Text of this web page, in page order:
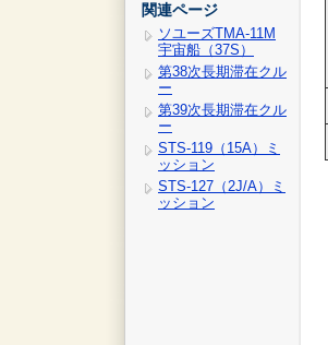
関連ページ
ソユーズTMA-11M
宇宙船（37S）
第38次長期滞在クル
ー
第39次長期滞在クル
ー
STS-119（15A）ミ
ッション
STS-127（2J/A）ミ
ッション